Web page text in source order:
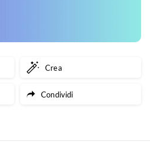
Crea
Condividi